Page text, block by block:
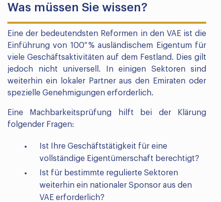
Was müssen Sie wissen?
Eine der bedeutendsten Reformen in den VAE ist die
Einführung von 100 % ausländischem Eigentum für
viele Geschäftsaktivitäten auf dem Festland. Dies gilt
jedoch nicht universell. In einigen Sektoren sind
weiterhin ein lokaler Partner aus den Emiraten oder
spezielle Genehmigungen erforderlich.
Eine Machbarkeitsprüfung hilft bei der Klärung
folgender Fragen:
Ist Ihre Geschäftstätigkeit für eine
vollständige Eigentümerschaft berechtigt?
Ist für bestimmte regulierte Sektoren
weiterhin ein nationaler Sponsor aus den
VAE erforderlich?